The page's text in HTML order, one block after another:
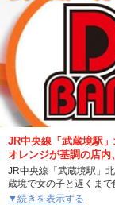
JR中央線「武蔵境駅
オレンジが基調の店内
JR中央線「武蔵境駅」
蔵境で女の子と遅くま
客様で賑わっているガー
▼続きを表示する